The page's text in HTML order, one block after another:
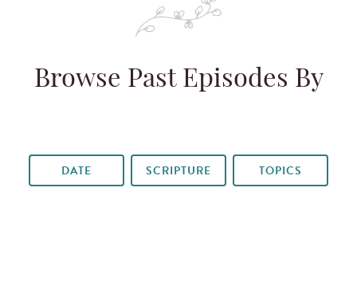
Browse Past Episodes By
DATE SCRIPTURE TOPICS